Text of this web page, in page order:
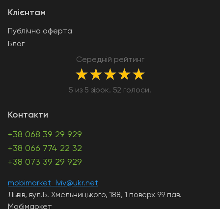
Контакти
+38 068 39 29 929
+38 066 774 22 32
+38 073 39 29 929
mobimarket_lviv@ukr.net
Львів, вул.Б. Хмельницького, 188, 1 поверх 99 пав.
Мобімаркет
Клієнтам
Публічна оферта
Блог
Середній рейтинг
★★★★★
5 из 5 зірок. 52 голоси.